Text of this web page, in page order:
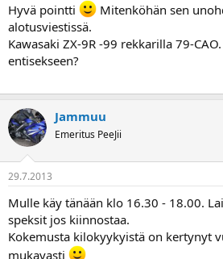
Hyvä pointti
Mitenköhän sen
alotusviestissä.
Kawasaki ZX-9R -99 rekkarilla 79-
entisekseen?
Jammuu
Emeritus PeeJii
29.7.2013
Mulle käy tänään klo 16.30 - 18.00.
speksit jos kiinnostaa.
Kokemusta kilokyykyistä on kertynyt
mukavasti